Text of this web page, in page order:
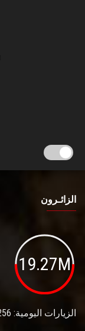
الزائـرون
19.27M
الزيارات اليومية: 256